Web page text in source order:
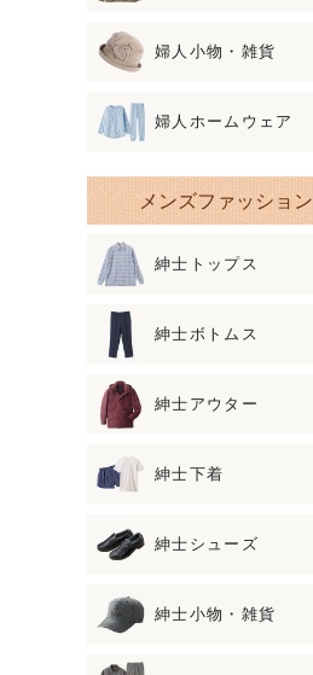
婦人小物・雑貨
婦人ホームウェア
メンズファッション
紳士トップス
紳士ボトムス
紳士アウター
紳士下着
紳士シューズ
紳士小物・雑貨